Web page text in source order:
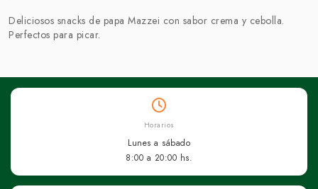
Deliciosos snacks de papa Mazzei con sabor crema y cebolla.
Perfectos para picar.
Horarios
Lunes a sábado
8:00 a 20:00 hs.